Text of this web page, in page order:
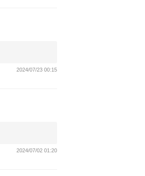
2024/07/23 00:15
2024/07/02 01:20